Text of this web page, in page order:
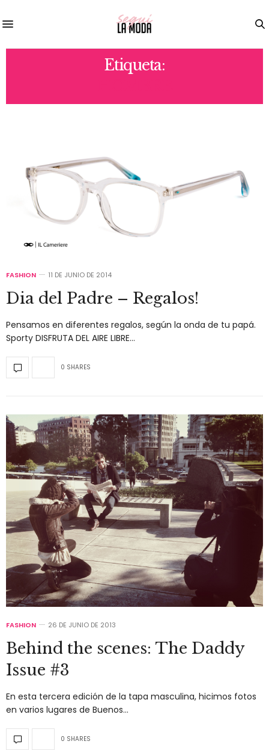
Etiqueta:
FASHION 11 DE JUNIO DE 2014
Dia del Padre – Regalos!
Pensamos en diferentes regalos, según la onda de tu papá.
Sporty DISFRUTA DEL AIRE LIBRE…
0 SHARES
FASHION 26 DE JUNIO DE 2013
Behind the scenes: The Daddy
Issue #3
En esta tercera edición de la tapa masculina, hicimos fotos
en varios lugares de Buenos…
0 SHARES